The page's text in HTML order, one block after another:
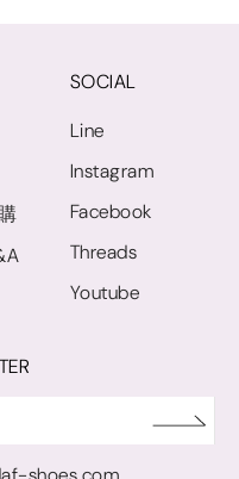
SOCIAL
Line
Instagram
Facebook
Threads
Youtube